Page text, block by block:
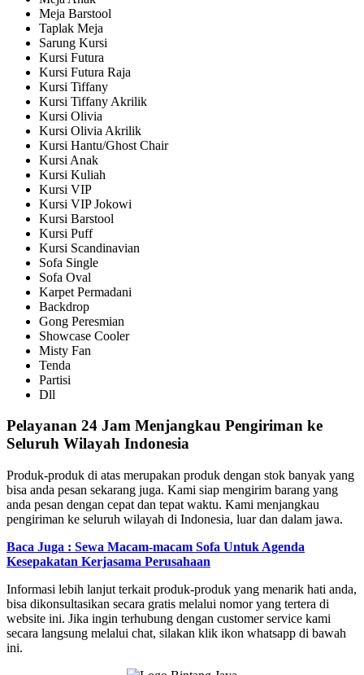
Meja Barstool
Taplak Meja
Sarung Kursi
Kursi Futura
Kursi Futura Raja
Kursi Tiffany
Kursi Tiffany Akrilik
Kursi Olivia
Kursi Olivia Akrilik
Kursi Hantu/Ghost Chair
Kursi Anak
Kursi Kuliah
Kursi VIP
Kursi VIP Jokowi
Kursi Barstool
Kursi Puff
Kursi Scandinavian
Sofa Single
Sofa Oval
Karpet Permadani
Backdrop
Gong Peresmian
Showcase Cooler
Misty Fan
Tenda
Partisi
Dll
Pelayanan 24 Jam Menjangkau Pengiriman ke
Seluruh Wilayah Indonesia
Produk-produk di atas merupakan produk dengan stok banyak yang
bisa anda pesan sekarang juga. Kami siap mengirim barang yang
anda pesan dengan cepat dan tepat waktu. Kami menjangkau
pengiriman ke seluruh wilayah di Indonesia, luar dan dalam jawa.
Baca Juga : Sewa Macam-macam Sofa Untuk Agenda
Kesepakatan Kerjasama Perusahaan
Informasi lebih lanjut terkait produk-produk yang menarik hati anda,
bisa dikonsultasikan secara gratis melalui nomor yang tertera di
website ini. Jika ingin terhubung dengan customer service kami
secara langsung melalui chat, silakan klik ikon whatsapp di bawah
ini.